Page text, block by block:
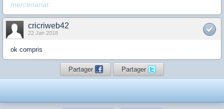
mercenariat.
cricriweb42
22 Jan 2018
ok compris
Partager Partager